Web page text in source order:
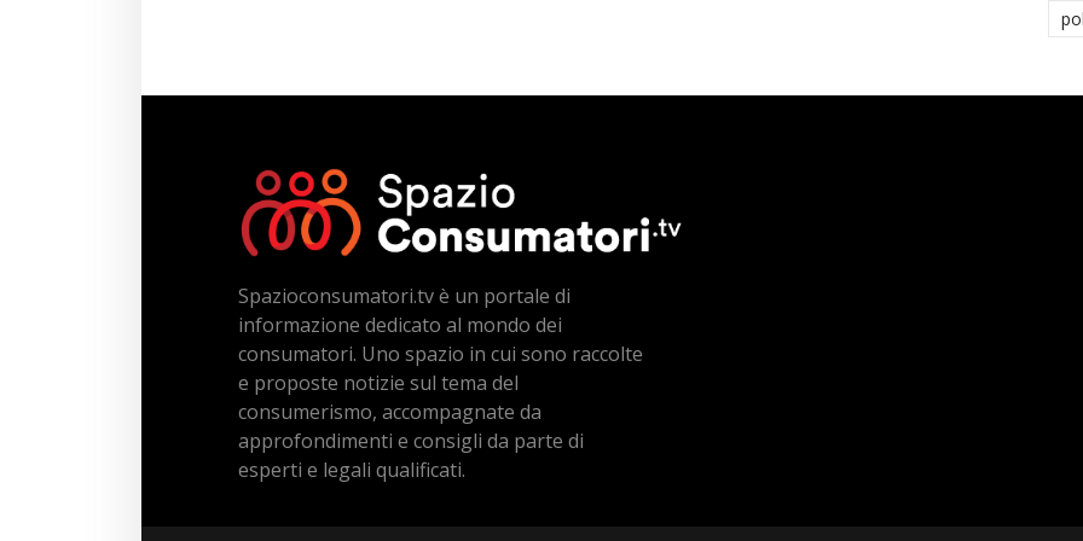
Spazioconsumatori.tv è un portale di
informazione dedicato al mondo dei
consumatori. Uno spazio in cui sono raccolte
e proposte notizie sul tema del
consumerismo, accompagnate da
approfondimenti e consigli da parte di
esperti e legali qualificati.